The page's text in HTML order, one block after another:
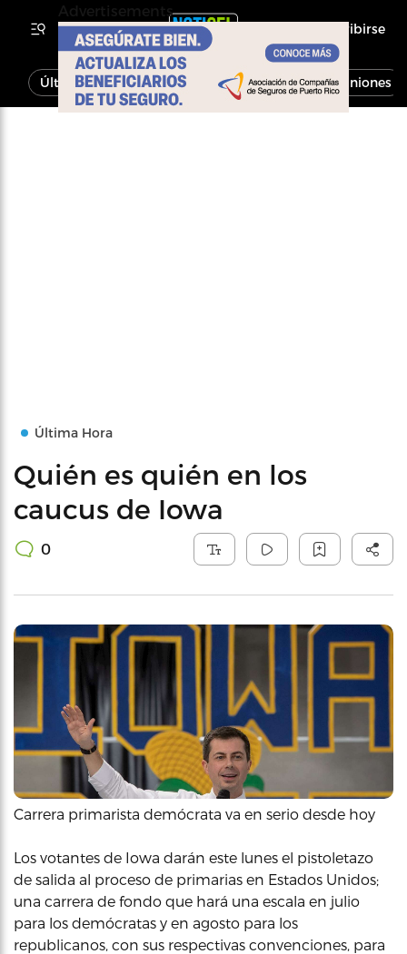
Inscribirse
Última Hora Noticias Economía Opiniones
Última Hora
Quién es quién en los
caucus de Iowa
0
Carrera primarista demócrata va en serio desde hoy
Los votantes de Iowa darán este lunes el pistoletazo
de salida al proceso de primarias en Estados Unidos;
una carrera de fondo que hará una escala en julio
para los demócratas y en agosto para los
republicanos, con sus respectivas convenciones, para
Advertisements